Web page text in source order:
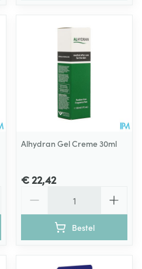
Alhydran Gel Creme 30ml
€ 22,42
Bestel